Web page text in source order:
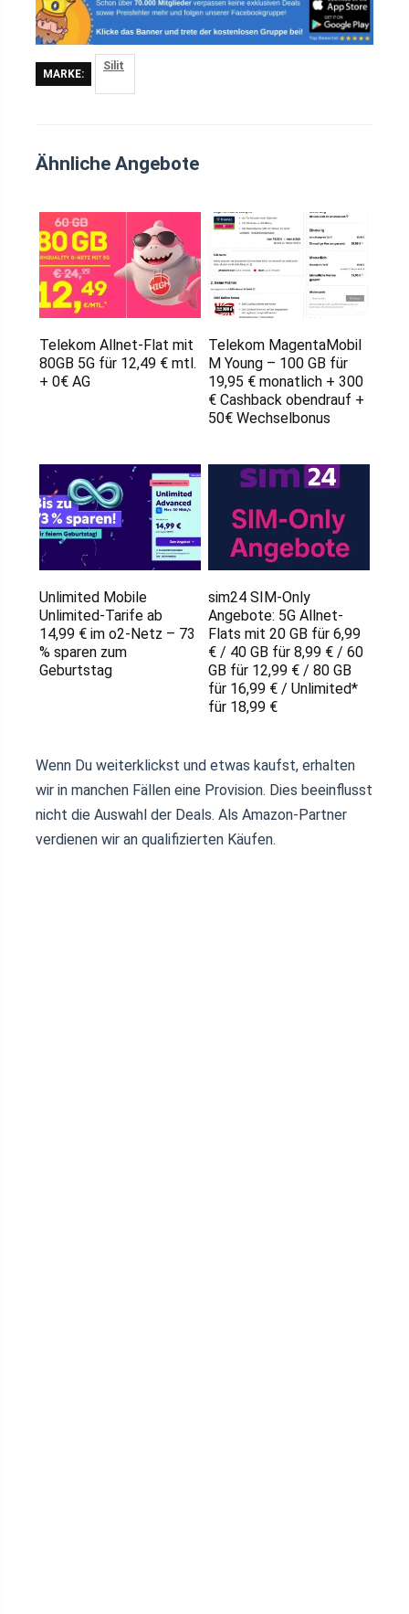
MARKE:
Silit
Ähnliche Angebote
Telekom Allnet-Flat mit
80GB 5G für 12,49 € mtl.
+ 0€ AG
Telekom MagentaMobil
M Young – 100 GB für
19,95 € monatlich + 300
€ Cashback obendrauf +
50€ Wechselbonus
Unlimited Mobile
Unlimited-Tarife ab
14,99 € im o2-Netz – 73
% sparen zum
Geburtstag
sim24 SIM-Only
Angebote: 5G Allnet-
Flats mit 20 GB für 6,99
€ / 40 GB für 8,99 € / 60
GB für 12,99 € / 80 GB
für 16,99 € / Unlimited*
für 18,99 €
Wenn Du weiterklickst und etwas kaufst, erhalten
wir in manchen Fällen eine Provision. Dies beeinflusst
nicht die Auswahl der Deals. Als Amazon-Partner
verdienen wir an qualifizierten Käufen.